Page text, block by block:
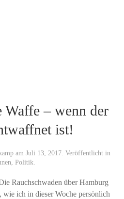
Waffe – wenn der
ist!
am Juli 13, 2017 . Veröffentlicht in
Politik
Rauchschwaden über Hamburg
wie ich in dieser Woche persönlich